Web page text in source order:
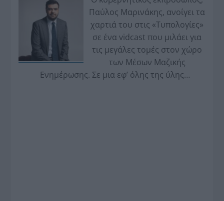
Παύλος Μαρινάκης, ανοίγει τα
χαρτιά του στις «Τυπολογίες»
σε ένα vidcast που μιλάει για
τις μεγάλες τομές στον χώρο
των Μέσων Μαζικής
Ενημέρωσης. Σε μια εφ’ όλης της ύλης